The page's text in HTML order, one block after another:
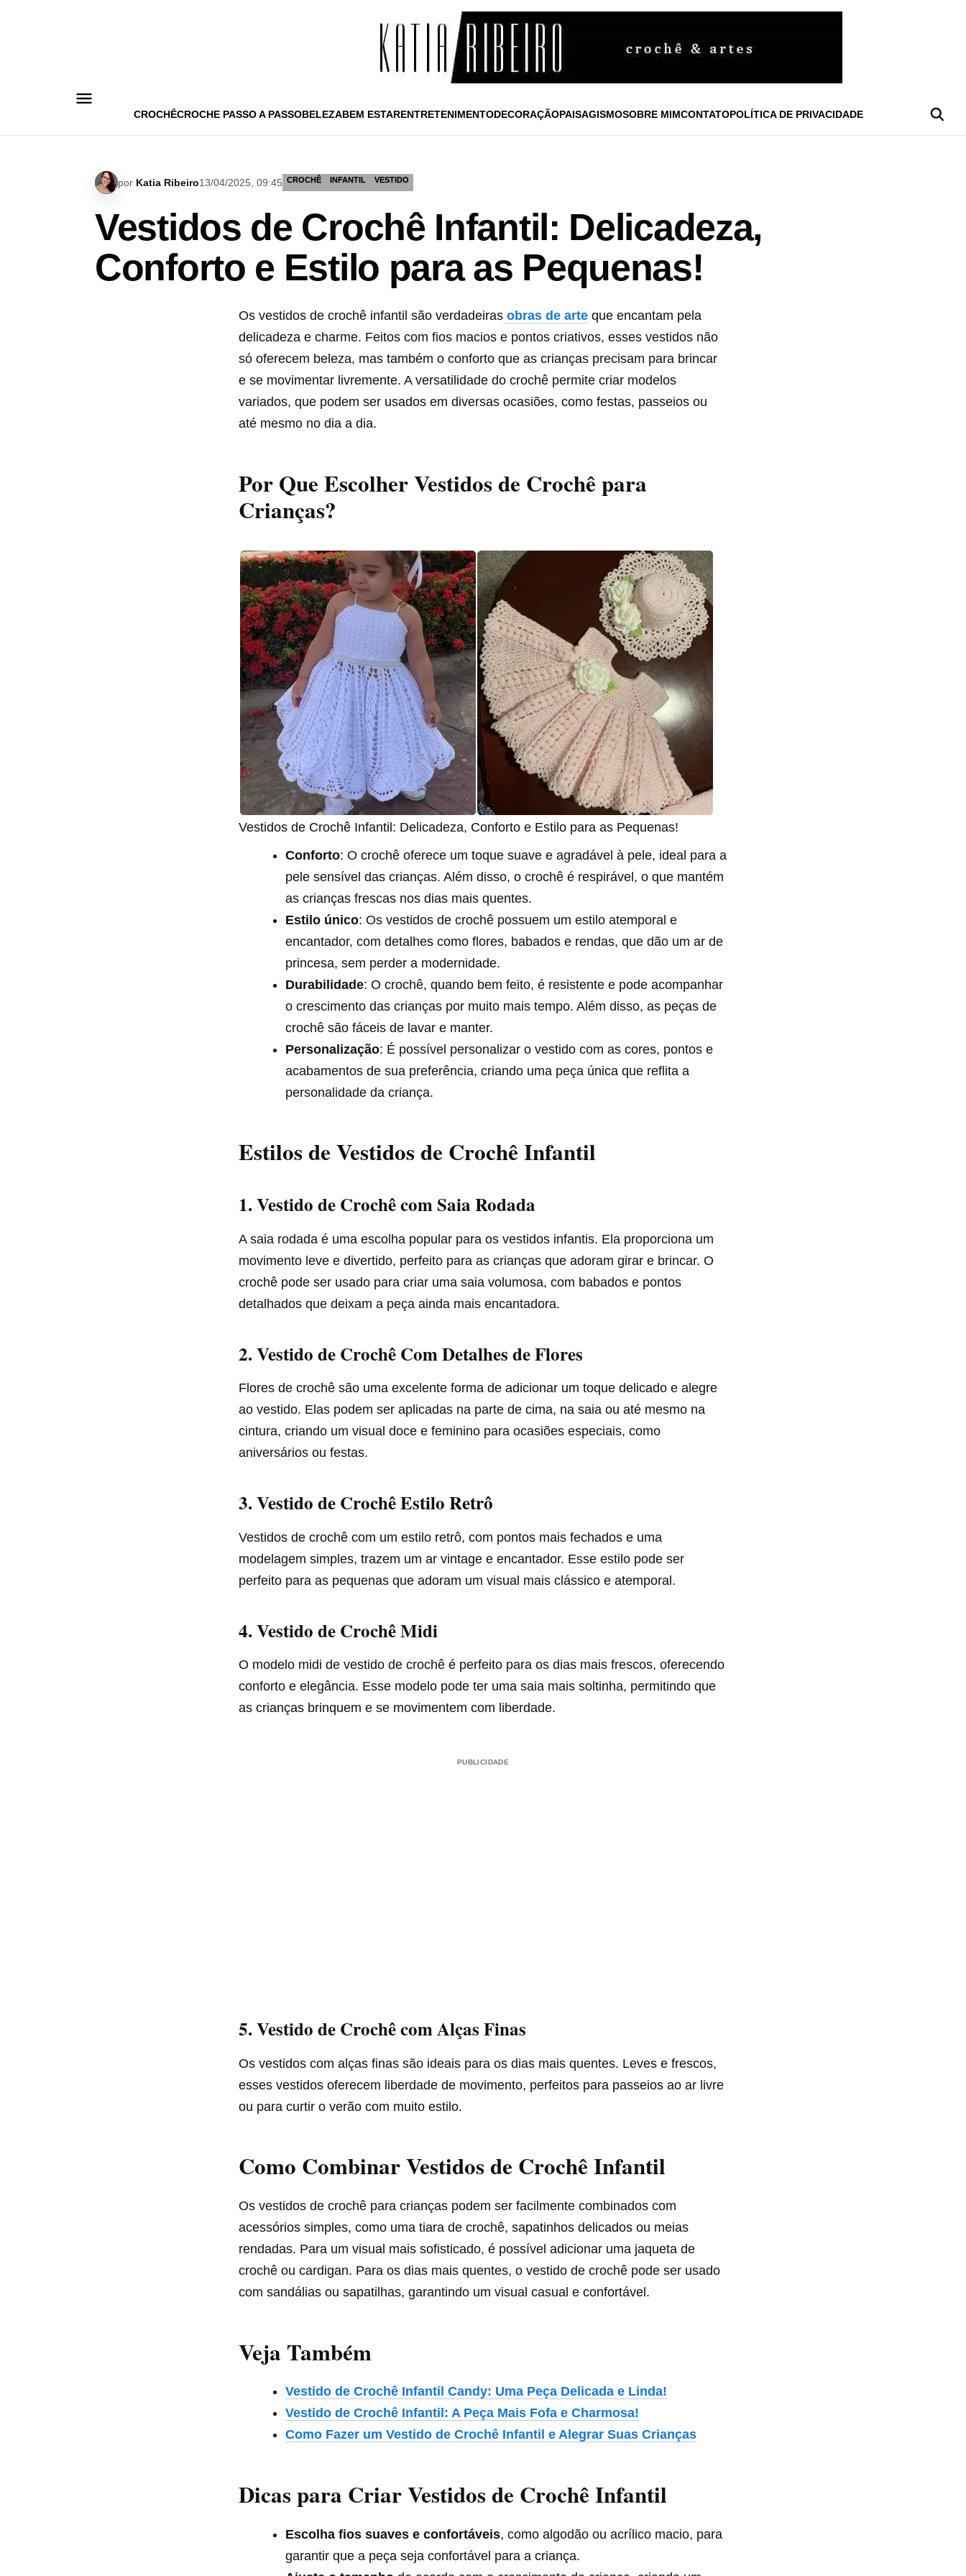
CROCHÊCROCHE PASSO A PASSOBELEZABEM ESTARENTRETENIMENTODECORAÇÃOPAISAGISMOSOBRE MIMCONTATOPOLÍTICA DE PRIVACIDADE
por Katia Ribeiro13/04/2025, 09:45 CROCHÊ INFANTIL VESTIDO
Vestidos de Crochê Infantil: Delicadeza,
Conforto e Estilo para as Pequenas!
Os vestidos de crochê infantil são verdadeiras obras de arte que encantam pela
delicadeza e charme. Feitos com fios macios e pontos criativos, esses vestidos não
só oferecem beleza, mas também o conforto que as crianças precisam para brincar
e se movimentar livremente. A versatilidade do crochê permite criar modelos
variados, que podem ser usados em diversas ocasiões, como festas, passeios ou
até mesmo no dia a dia.
Por Que Escolher Vestidos de Crochê para
Crianças?
Vestidos de Crochê Infantil: Delicadeza, Conforto e Estilo para as Pequenas!
Conforto: O crochê oferece um toque suave e agradável à pele, ideal para a
pele sensível das crianças. Além disso, o crochê é respirável, o que mantém
as crianças frescas nos dias mais quentes.
Estilo único: Os vestidos de crochê possuem um estilo atemporal e
encantador, com detalhes como flores, babados e rendas, que dão um ar de
princesa, sem perder a modernidade.
Durabilidade: O crochê, quando bem feito, é resistente e pode acompanhar
o crescimento das crianças por muito mais tempo. Além disso, as peças de
crochê são fáceis de lavar e manter.
Personalização: É possível personalizar o vestido com as cores, pontos e
acabamentos de sua preferência, criando uma peça única que reflita a
personalidade da criança.
Estilos de Vestidos de Crochê Infantil
1.Vestido de Crochê com Saia Rodada
A saia rodada é uma escolha popular para os vestidos infantis. Ela proporciona um
movimento leve e divertido, perfeito para as crianças que adoram girar e brincar. O
crochê pode ser usado para criar uma saia volumosa, com babados e pontos
detalhados que deixam a peça ainda mais encantadora.
2.Vestido de Crochê Com Detalhes de Flores
Flores de crochê são uma excelente forma de adicionar um toque delicado e alegre
ao vestido. Elas podem ser aplicadas na parte de cima, na saia ou até mesmo na
cintura, criando um visual doce e feminino para ocasiões especiais, como
aniversários ou festas.
3.Vestido de Crochê Estilo Retrô
Vestidos de crochê com um estilo retrô, com pontos mais fechados e uma
modelagem simples, trazem um ar vintage e encantador. Esse estilo pode ser
perfeito para as pequenas que adoram um visual mais clássico e atemporal.
4.Vestido de Crochê Midi
O modelo midi de vestido de crochê é perfeito para os dias mais frescos, oferecendo
conforto e elegância. Esse modelo pode ter uma saia mais soltinha, permitindo que
as crianças brinquem e se movimentem com liberdade.
PUBLICIDADE
5.Vestido de Crochê com Alças Finas
Os vestidos com alças finas são ideais para os dias mais quentes. Leves e frescos,
esses vestidos oferecem liberdade de movimento, perfeitos para passeios ao ar livre
ou para curtir o verão com muito estilo.
Como Combinar Vestidos de Crochê Infantil
Os vestidos de crochê para crianças podem ser facilmente combinados com
acessórios simples, como uma tiara de crochê, sapatinhos delicados ou meias
rendadas. Para um visual mais sofisticado, é possível adicionar uma jaqueta de
crochê ou cardigan. Para os dias mais quentes, o vestido de crochê pode ser usado
com sandálias ou sapatilhas, garantindo um visual casual e confortável.
Veja Também
Vestido de Crochê Infantil Candy: Uma Peça Delicada e Linda!
Vestido de Crochê Infantil: A Peça Mais Fofa e Charmosa!
Como Fazer um Vestido de Crochê Infantil e Alegrar Suas Crianças
Dicas para Criar Vestidos de Crochê Infantil
Escolha fios suaves e confortáveis, como algodão ou acrílico macio, para
garantir que a peça seja confortável para a criança.